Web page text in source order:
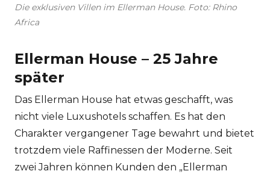
Die exklusiven Villen im Ellerman House. Foto: Rhino
Africa
Ellerman House – 25 Jahre
später
Das Ellerman House hat etwas geschafft, was
nicht viele Luxushotels schaffen. Es hat den
Charakter vergangener Tage bewahrt und bietet
trotzdem viele Raffinessen der Moderne. Seit
zwei Jahren können Kunden den „Ellerman